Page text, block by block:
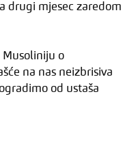
drugi mjesec zaredom
Musoliniju o
na nas neizbrisiva
od ustaša